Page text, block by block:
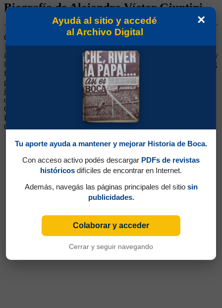
Biografía de Alejandro Víctor Giuntini
Ganó 3 títulos (Apertura 1992, Copa Master 1992 y Copa de Oro
1993). Llegó desde Lanús, luego de jugar en Vélez. Sin brillar fue
importante en 1992, haciendo una buena dupla primero con Simón y
luego con Medero. En 1993, por llegar tarde a un control antidóping
frente a Vélez fue suspendido por cuatro meses y a Boca se le dio
por perdido ese partido que había empatado. Luego de ese hecho,
jugó poco. Siguió su carrera en Huracán, Unión y Ras Al Khaimah
de Emiratos Arabes. Luego fue DT en inferiores de Aldosivi y
Olimpo, además de dirigir las primeras de Técnico Universitario de
Ecuador, Alvarado y Pérez Zeledón, Liberia Mía y Herediano de
Costa Rica. Murió víctima de leucemia a los 49 años
×
Ayudá al sitio y accedé
al Archivo Digital
Tu aporte ayuda a mantener y mejorar Historia de Boca.
Con acceso activo podés descargar PDFs de revistas
históricos difíciles de encontrar en Internet.
Además, navegás las páginas principales del sitio sin
publicidades.
Colaborar y acceder
Cerrar y seguir navegando